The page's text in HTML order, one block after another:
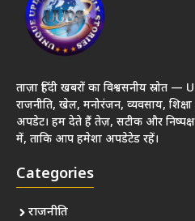
ताज़ा हिंदी खबरों का विश्वसनीय स्रोत —
राजनीति, खेल, मनोरंजन, व्यवसाय,
अपडेट। हम देते हैं तेज़, सटीक और
में, ताकि आप हमेशा अपडेटेड रहें।
Categories
राजनीति